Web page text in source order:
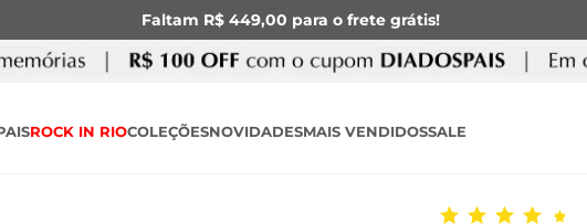
Faltam R$ 449,00 para o frete grátis!
ROCK IN RIOCOLEÇÕESNOVIDADESMAIS VENDIDOSSALE